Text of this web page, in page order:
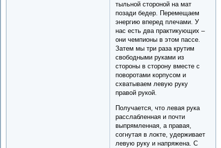
тыльной стороной на мат
позади бедер. Перемещаем
энергию вперед плечами. У
нас есть два практикующих –
они чемпионы в этом пассе.
Затем мы три раза крутим
свободными руками из
стороны в сторону вместе с
поворотами корпусом и
схватываем левую руку
правой рукой.
Получается, что левая рука
расслабленная и почти
выпрямленная, а правая,
согнутая в локте, удерживает
левую руку и напряжена. С